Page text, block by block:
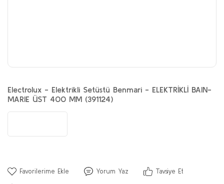
Electrolux - Elektrikli Setüstü Benmari - ELEKTRİKLİ BAIN-
MARIE ÜST 400 MM (391124)
Yorum Yaz Tavsiye Et